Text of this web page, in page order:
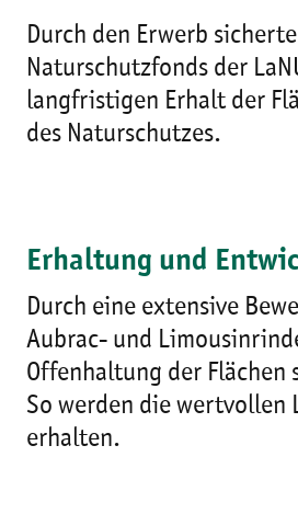
Durch den Erwerb
Naturschutzfonds der
langfristigen Erhalt der
des Naturschutzes.
Erhaltung und
Durch eine extensive
Aubrac- und
Offenhaltung der Flächen
So werden die wertvollen
erhalten.